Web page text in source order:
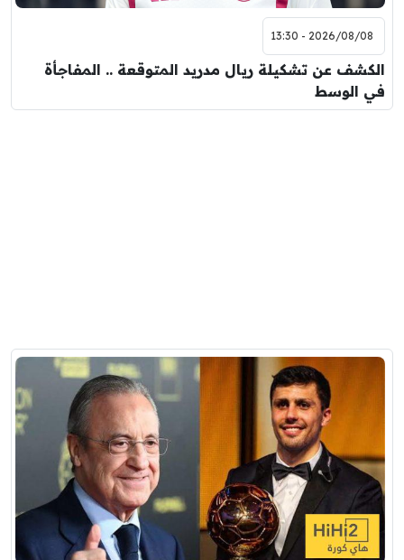
2026/08/08 - 13:30
الكشف عن تشكيلة ريال مدريد المتوقعة .. المفاجأة
في الوسط